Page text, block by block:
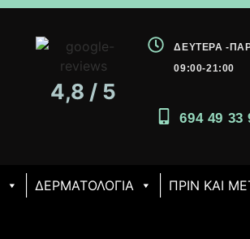
4,8 / 5
ΔΕΥΤΈΡΑ -
09:00-21:00
694 49 33
ΔΕΡΜΑΤΟΛΟΓΙΑ ΠΡΙΝ ΚΑΙ